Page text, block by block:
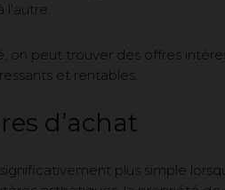
l'autre.
on peut trouver des offres
et rentables.
d’achat
plus simple